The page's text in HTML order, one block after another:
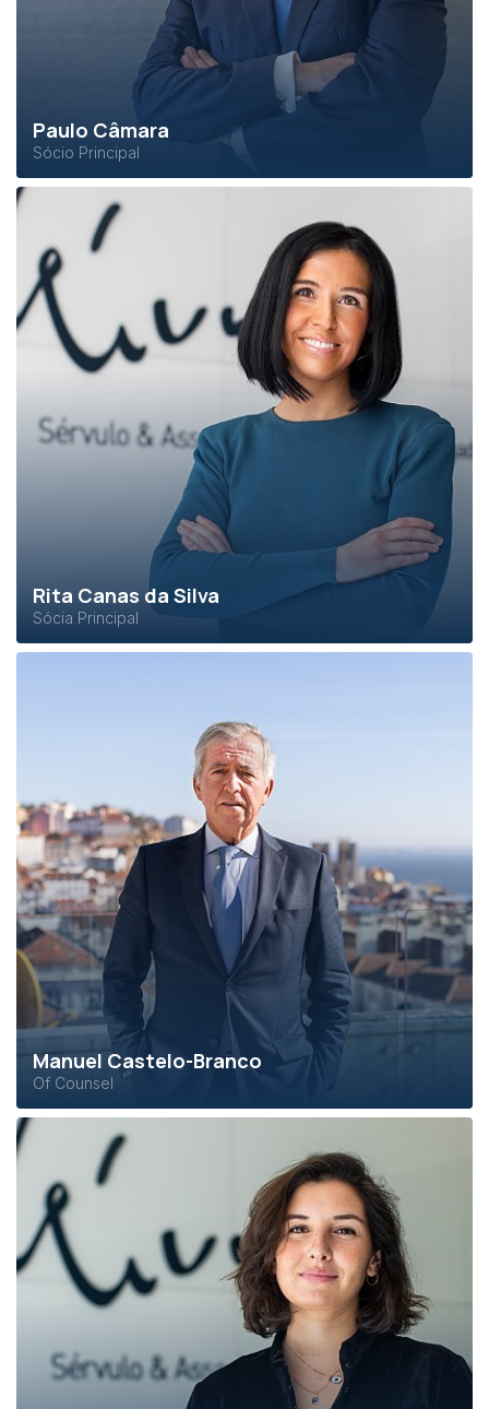
Paulo Câmara
Sócio Principal
Rita Canas da Silva
Sócia Principal
Manuel Castelo-Branco
Of Counsel